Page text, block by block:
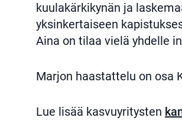
kuulakärkikynän ja
yksinkertaiseen
Aina on tilaa vielä yhdelle
Marjon haastattelu on osa
Lue lisää kasvuyritysten